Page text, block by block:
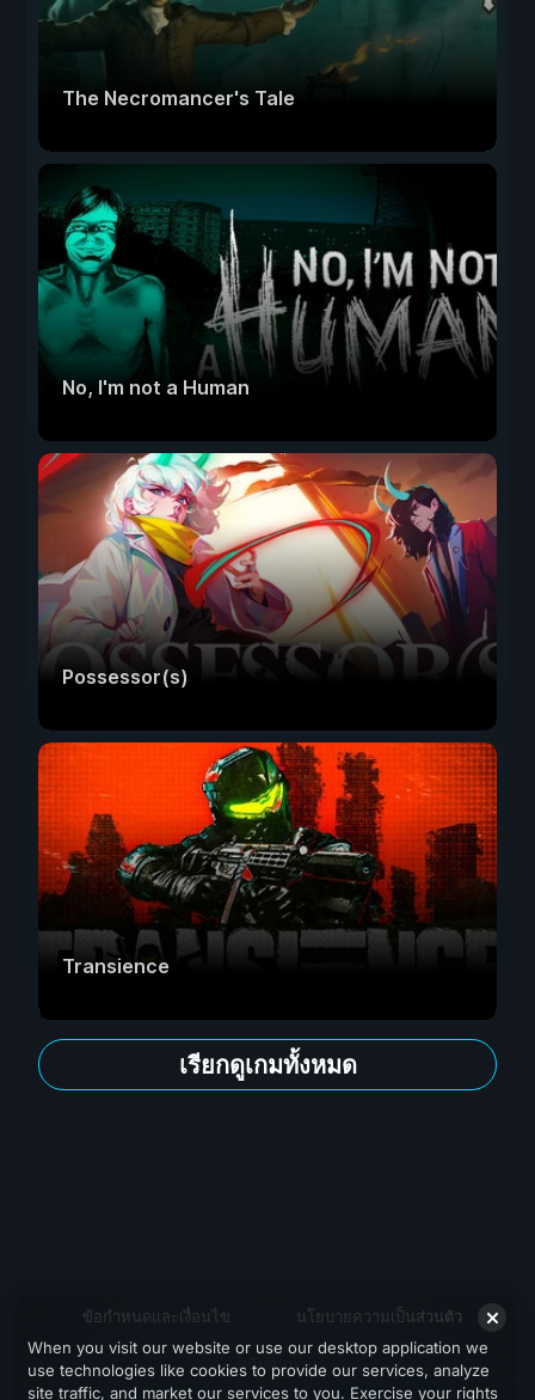
The Necromancer's Tale
No, I'm not a Human
Possessor(s)
Transience
เรียกดูเกมทั้งหมด
ข้อกำหนดและเงื่อนไข นโยบายความเป็นส่วนตัว
สนับสนุน
When you visit our website or use our desktop application we
use technologies like cookies to provide our services, analyze
site traffic, and market our services to you. Exercise your rights